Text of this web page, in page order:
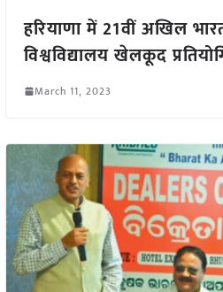
हरियाणा में 21वीं अखिल
विश्वविद्यालय खेलकूद
March 11, 2023